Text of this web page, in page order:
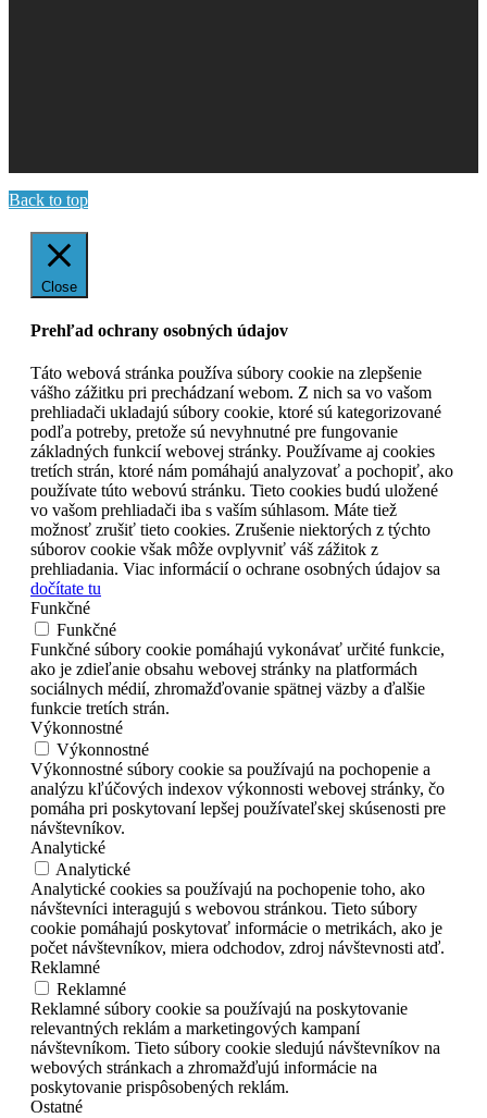
Back to top
Close
Prehľad ochrany osobných údajov
Táto webová stránka používa súbory cookie na zlepšenie
vášho zážitku pri prechádzaní webom. Z nich sa vo vašom
prehliadači ukladajú súbory cookie, ktoré sú kategorizované
podľa potreby, pretože sú nevyhnutné pre fungovanie
základných funkcií webovej stránky. Používame aj cookies
tretích strán, ktoré nám pomáhajú analyzovať a pochopiť, ako
používate túto webovú stránku. Tieto cookies budú uložené
vo vašom prehliadači iba s vaším súhlasom. Máte tiež
možnosť zrušiť tieto cookies. Zrušenie niektorých z týchto
súborov cookie však môže ovplyvniť váš zážitok z
prehliadania. Viac informácií o ochrane osobných údajov sa
dočítate tu
Funkčné
Funkčné
Funkčné súbory cookie pomáhajú vykonávať určité funkcie,
ako je zdieľanie obsahu webovej stránky na platformách
sociálnych médií, zhromažďovanie spätnej väzby a ďalšie
funkcie tretích strán.
Výkonnostné
Výkonnostné
Výkonnostné súbory cookie sa používajú na pochopenie a
analýzu kľúčových indexov výkonnosti webovej stránky, čo
pomáha pri poskytovaní lepšej používateľskej skúsenosti pre
návštevníkov.
Analytické
Analytické
Analytické cookies sa používajú na pochopenie toho, ako
návštevníci interagujú s webovou stránkou. Tieto súbory
cookie pomáhajú poskytovať informácie o metrikách, ako je
počet návštevníkov, miera odchodov, zdroj návštevnosti atď.
Reklamné
Reklamné
Reklamné súbory cookie sa používajú na poskytovanie
relevantných reklám a marketingových kampaní
návštevníkom. Tieto súbory cookie sledujú návštevníkov na
webových stránkach a zhromažďujú informácie na
poskytovanie prispôsobených reklám.
Ostatné